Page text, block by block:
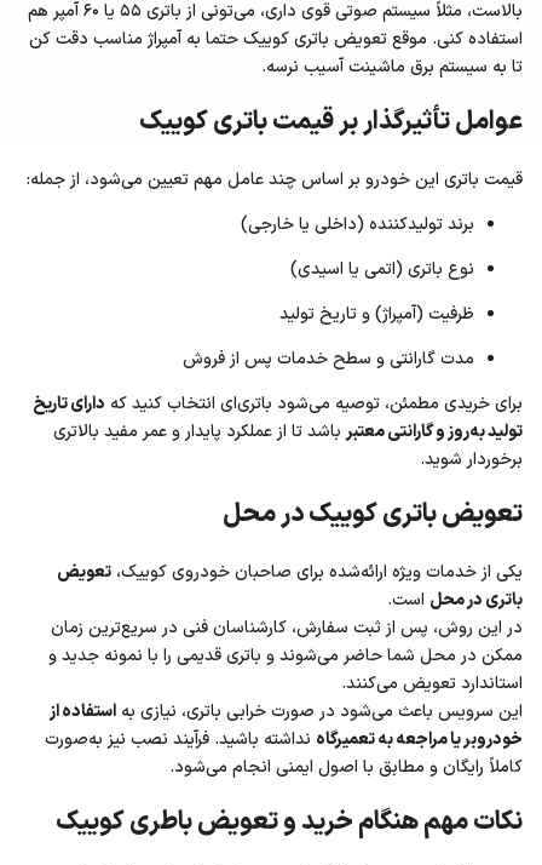
بالاست، مثلاً سیستم صوتی قوی داری، می‌تونی از باتری ۵۵ یا ۶۰ آمپر هم
استفاده کنی. موقع تعویض باتری کوییک حتما به آمپراژ مناسب دقت کن
تا به سیستم برق ماشینت آسیب نرسه.
عوامل تأثیرگذار بر قیمت باتری کوییک
قیمت باتری این خودرو بر اساس چند عامل مهم تعیین می‌شود، از جمله:
برند تولیدکننده (داخلی یا خارجی)
نوع باتری (اتمی یا اسیدی)
ظرفیت (آمپراژ) و تاریخ تولید
مدت گارانتی و سطح خدمات پس از فروش
برای خریدی مطمئن، توصیه می‌شود باتری‌ای انتخاب کنید که دارای تاریخ
تولید به‌روز و گارانتی معتبر باشد تا از عملکرد پایدار و عمر مفید بالاتری
برخوردار شوید.
تعویض باتری کوییک در محل
یکی از خدمات ویژه ارائه‌شده برای صاحبان خودروی کوییک، تعویض
باتری در محل است.
در این روش، پس از ثبت سفارش، کارشناسان فنی در سریع‌ترین زمان
ممکن در محل شما حاضر می‌شوند و باتری قدیمی را با نمونه جدید و
استاندارد تعویض می‌کنند.
این سرویس باعث می‌شود در صورت خرابی باتری، نیازی به استفاده از
خودروبر یا مراجعه به تعمیرگاه نداشته باشید. فرآیند نصب نیز به‌صورت
کاملاً رایگان و مطابق با اصول ایمنی انجام می‌شود.
نکات مهم هنگام خرید و تعویض باطری کوییک